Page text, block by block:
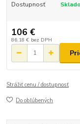
Dostupnosť
106 €
86,18 € bez DPH
Strážiť cenu / dostupnosť
Do obľúbených